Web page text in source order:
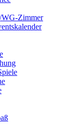
WG-Zimmer